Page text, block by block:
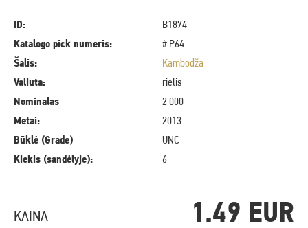
ID:
B1874
Katalogo pick numeris:
# P64
Šalis:
Kambodža
Valiuta:
rielis
Nominalas
2 000
Metai:
2013
Būklė (Grade)
UNC
Kiekis (sandėlyje):
6
KAINA 1.49 EUR